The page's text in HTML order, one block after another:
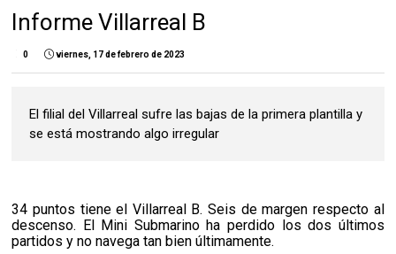
Informe Villarreal B
0 viernes, 17 de febrero de 2023
El filial del Villarreal sufre las bajas de la primera plantilla y
se está mostrando algo irregular
34 puntos tiene el Villarreal B. Seis de margen respecto al
descenso. El Mini Submarino ha perdido los dos últimos
partidos y no navega tan bien últimamente.